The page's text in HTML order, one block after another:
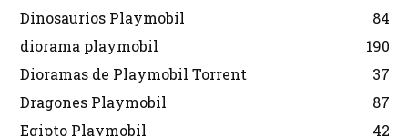
Dinosaurios Playmobil
84
diorama playmobil
190
Dioramas de Playmobil Torrent
37
Dragones Playmobil
87
Egipto Playmobil
42